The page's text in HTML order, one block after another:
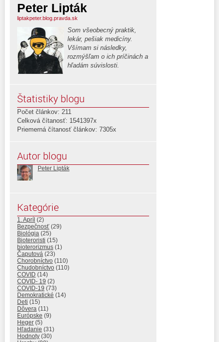
Peter Lipták
liptakpeter.blog.pravda.sk
Som všeobecný praktik,
lekár, pešiak medicíny.
Všímam si následky,
rozmýšľam o ich príčinách a
hľadám súvislosti.
Štatistiky blogu
Počet článkov: 211
Celková čítanosť: 1541397x
Priemerná čítanosť článkov: 7305x
Autor blogu
Peter Lipták
Kategórie
1. Apríl (2)
Bezpečnosť (29)
Biológia (25)
Bioteroristi (15)
bioterorizmus (1)
Čaputová (23)
Chorobníctvo (110)
Chudobníctvo (110)
COVID (14)
COVID- 19 (2)
COVID-19 (73)
Demokratické (14)
Deti (15)
Dôvera (11)
Európske (9)
Heger (5)
Hľadanie (31)
Hodnoty (30)